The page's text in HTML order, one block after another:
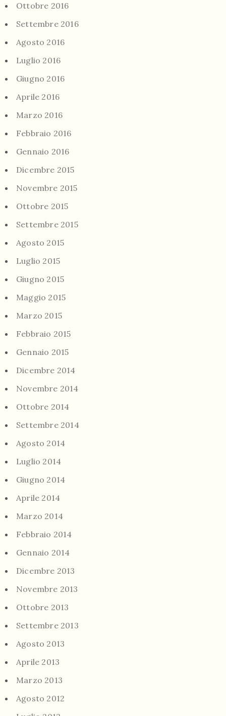
Ottobre 2016
Settembre 2016
Agosto 2016
Luglio 2016
Giugno 2016
Aprile 2016
Marzo 2016
Febbraio 2016
Gennaio 2016
Dicembre 2015
Novembre 2015
Ottobre 2015
Settembre 2015
Agosto 2015
Luglio 2015
Giugno 2015
Maggio 2015
Marzo 2015
Febbraio 2015
Gennaio 2015
Dicembre 2014
Novembre 2014
Ottobre 2014
Settembre 2014
Agosto 2014
Luglio 2014
Giugno 2014
Aprile 2014
Marzo 2014
Febbraio 2014
Gennaio 2014
Dicembre 2013
Novembre 2013
Ottobre 2013
Settembre 2013
Agosto 2013
Aprile 2013
Marzo 2013
Agosto 2012